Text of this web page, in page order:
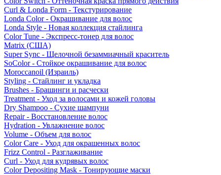
Curl & Londa Form - Текстурирование
Londa Color - Окрашивание для волос
Londa Style - Новая коллекция стайлинга
Color Tune - Экспресс-тонер для волос
Matrix (США)
Super Sync - Щелочной безаммиачный краситель
SoColor - Стойкое окрашивание для волос
Moroccanoil (Израиль)
Styling - Стайлинг и укладка
Brushes - Брашинги и расчески
Treatment - Уход за волосами и кожей головы
Dry Shampoo - Сухие шампуни
Repair - Восстановление волос
Hydration - Увлажнение волос
Volume - Объем для волос
Color Care - Уход для окрашенных волос
Frizz Control - Разглаживание
Curl - Уход для кудрявых волос
Color Depositing Mask - Тонирующие маски